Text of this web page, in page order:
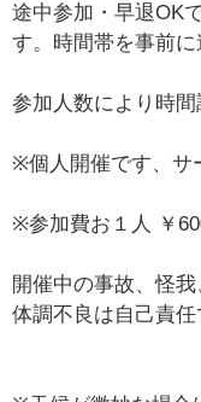
途中参加・早退OK
す。時間帯を事前に
参加人数により時間
※個人開催です、サ
※参加費お１人 ￥
開催中の事故、怪
体調不良は自己責任